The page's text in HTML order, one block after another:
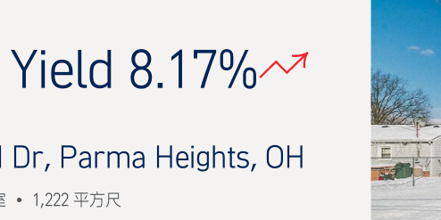
8.17%
Dr, Parma Heights, OH
1,222 平方尺